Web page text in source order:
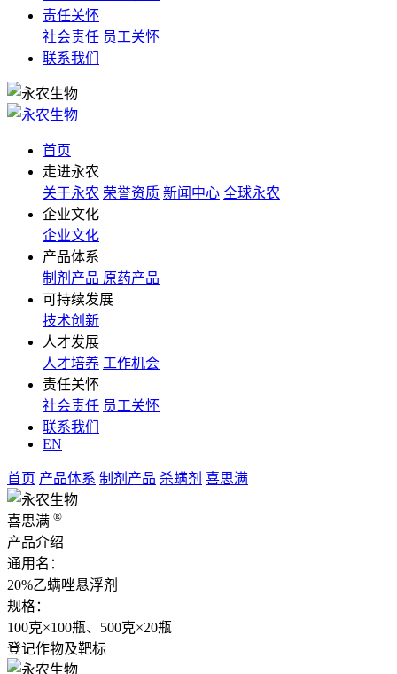
责任关怀
社会责任 员工关怀
联系我们
首页
走进永农
关于永农 荣誉资质 新闻中心 全球永农
企业文化
企业文化
产品体系
制剂产品 原药产品
可持续发展
技术创新
人才发展
人才培养 工作机会
责任关怀
社会责任 员工关怀
联系我们
EN
首页 产品体系 制剂产品 杀螨剂 喜思满
喜思满 ®
产品介绍
通用名：
20%乙螨唑悬浮剂
规格：
100克×100瓶、500克×20瓶
登记作物及靶标